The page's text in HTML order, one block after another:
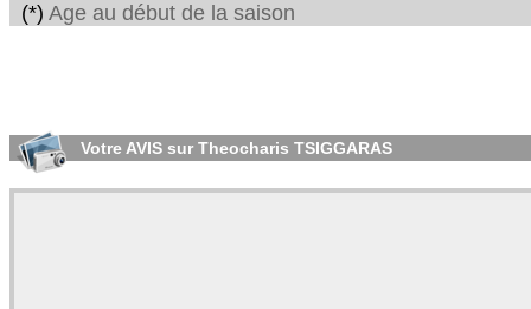
(*) Age au début de la saison
Votre AVIS sur Theocharis TSIGGARAS